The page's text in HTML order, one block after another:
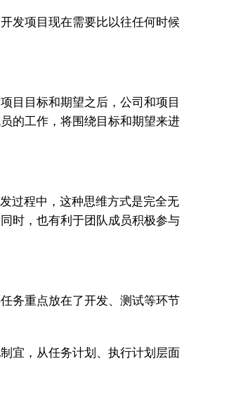
发项目现在需要比以往任何时候
目目标和期望之后，公司和项目
的工作，将围绕目标和期望来进
过程中，这种思维方式是完全无
时，也有利于团队成员积极参与
务重点放在了开发、测试等环节
宜，从任务计划、执行计划层面